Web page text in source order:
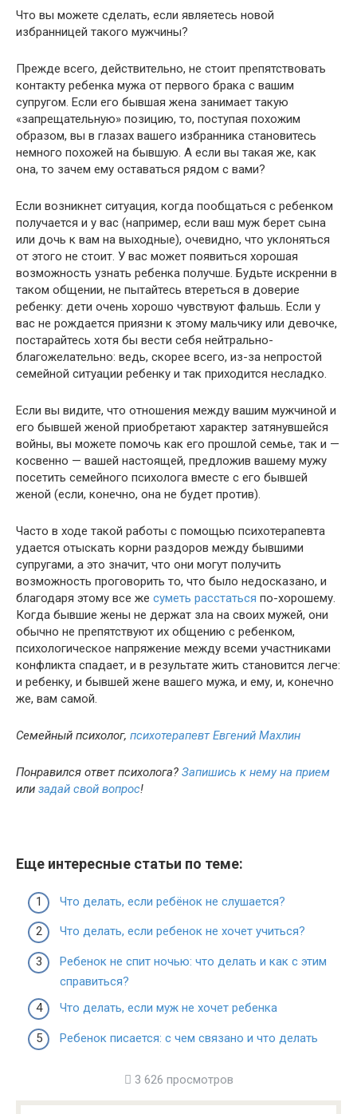
Что вы можете сделать, если являетесь новой
избранницей такого мужчины?
Прежде всего, действительно, не стоит препятствовать
контакту ребенка мужа от первого брака с вашим
супругом. Если его бывшая жена занимает такую
«запрещательную» позицию, то, поступая похожим
образом, вы в глазах вашего избранника становитесь
немного похожей на бывшую. А если вы такая же, как
она, то зачем ему оставаться рядом с вами?
Если возникнет ситуация, когда пообщаться с ребенком
получается и у вас (например, если ваш муж берет сына
или дочь к вам на выходные), очевидно, что уклоняться
от этого не стоит. У вас может появиться хорошая
возможность узнать ребенка получше. Будьте искренни в
таком общении, не пытайтесь втереться в доверие
ребенку: дети очень хорошо чувствуют фальшь. Если у
вас не рождается приязни к этому мальчику или девочке,
постарайтесь хотя бы вести себя нейтрально-
благожелательно: ведь, скорее всего, из-за непростой
семейной ситуации ребенку и так приходится несладко.
Если вы видите, что отношения между вашим мужчиной и
его бывшей женой приобретают характер затянувшейся
войны, вы можете помочь как его прошлой семье, так и —
косвенно — вашей настоящей, предложив вашему мужу
посетить семейного психолога вместе с его бывшей
женой (если, конечно, она не будет против).
Часто в ходе такой работы с помощью психотерапевта
удается отыскать корни раздоров между бывшими
супругами, а это значит, что они могут получить
возможность проговорить то, что было недосказано, и
благодаря этому все же суметь расстаться по-хорошему.
Когда бывшие жены не держат зла на своих мужей, они
обычно не препятствуют их общению с ребенком,
психологическое напряжение между всеми участниками
конфликта спадает, и в результате жить становится легче:
и ребенку, и бывшей жене вашего мужа, и ему, и, конечно
же, вам самой.
Семейный психолог, психотерапевт Евгений Махлин
Понравился ответ психолога? Запишись к нему на прием
или задай свой вопрос!
Еще интересные статьи по теме:
Что делать, если ребёнок не слушается?
Что делать, если ребенок не хочет учиться?
Ребенок не спит ночью: что делать и как с этим
справиться?
Что делать, если муж не хочет ребенка
Ребенок писается: с чем связано и что делать
3 626 просмотров